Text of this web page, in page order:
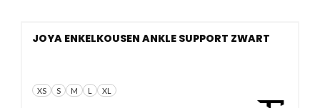
XS S M L XL
JOYA ENKELKOUSEN ANKLE SUPPORT ZWART